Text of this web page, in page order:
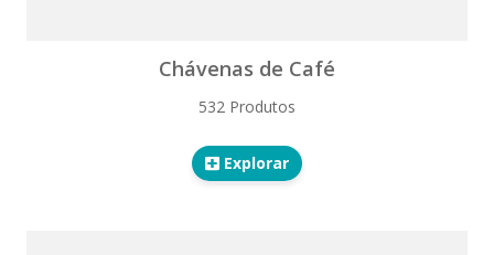
Chávenas de Café
532 Produtos
Explorar